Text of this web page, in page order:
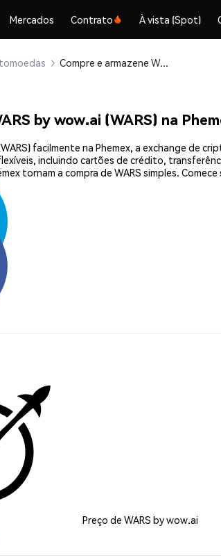
Mercados Contrato À vista (Spot)
Compre e armazene WARS by wow.ai (WARS) com segurança
by wow.ai (WARS) na
facilmente na Phemex, a exchange de
incluindo cartões de crédito,
tornam a compra de WARS simples.
Preço de WARS by wow.ai